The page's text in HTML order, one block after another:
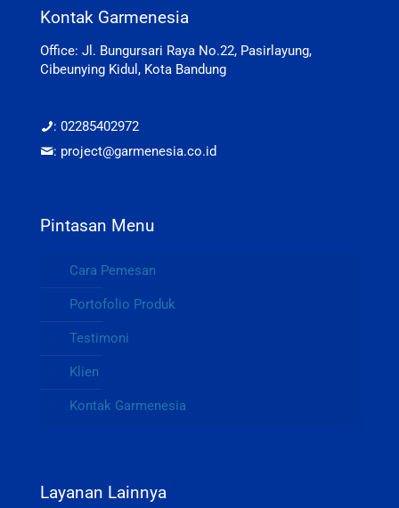
Kontak Garmenesia
Office: Jl. Bungursari Raya No.22, Pasirlayung,
Cibeunying Kidul, Kota Bandung
: 02285402972
: project@garmenesia.co.id
Pintasan Menu
Cara Pemesan
Portofolio Produk
Testimoni
Klien
Kontak Garmenesia
Layanan Lainnya